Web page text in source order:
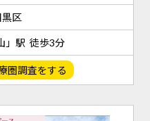
区
」駅 徒歩3分
圏調査をする